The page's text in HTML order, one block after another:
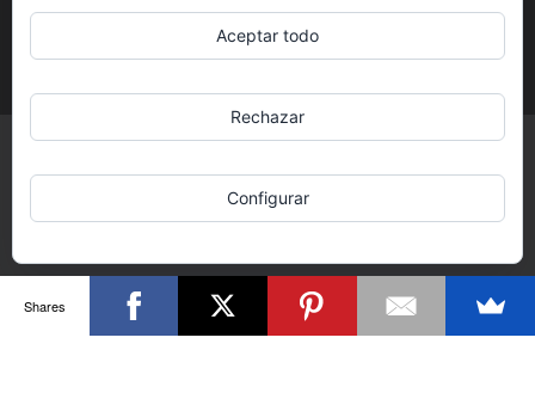
Madrid y están hechos a
Aceptar todo
Rechazar
Configurar
Shares